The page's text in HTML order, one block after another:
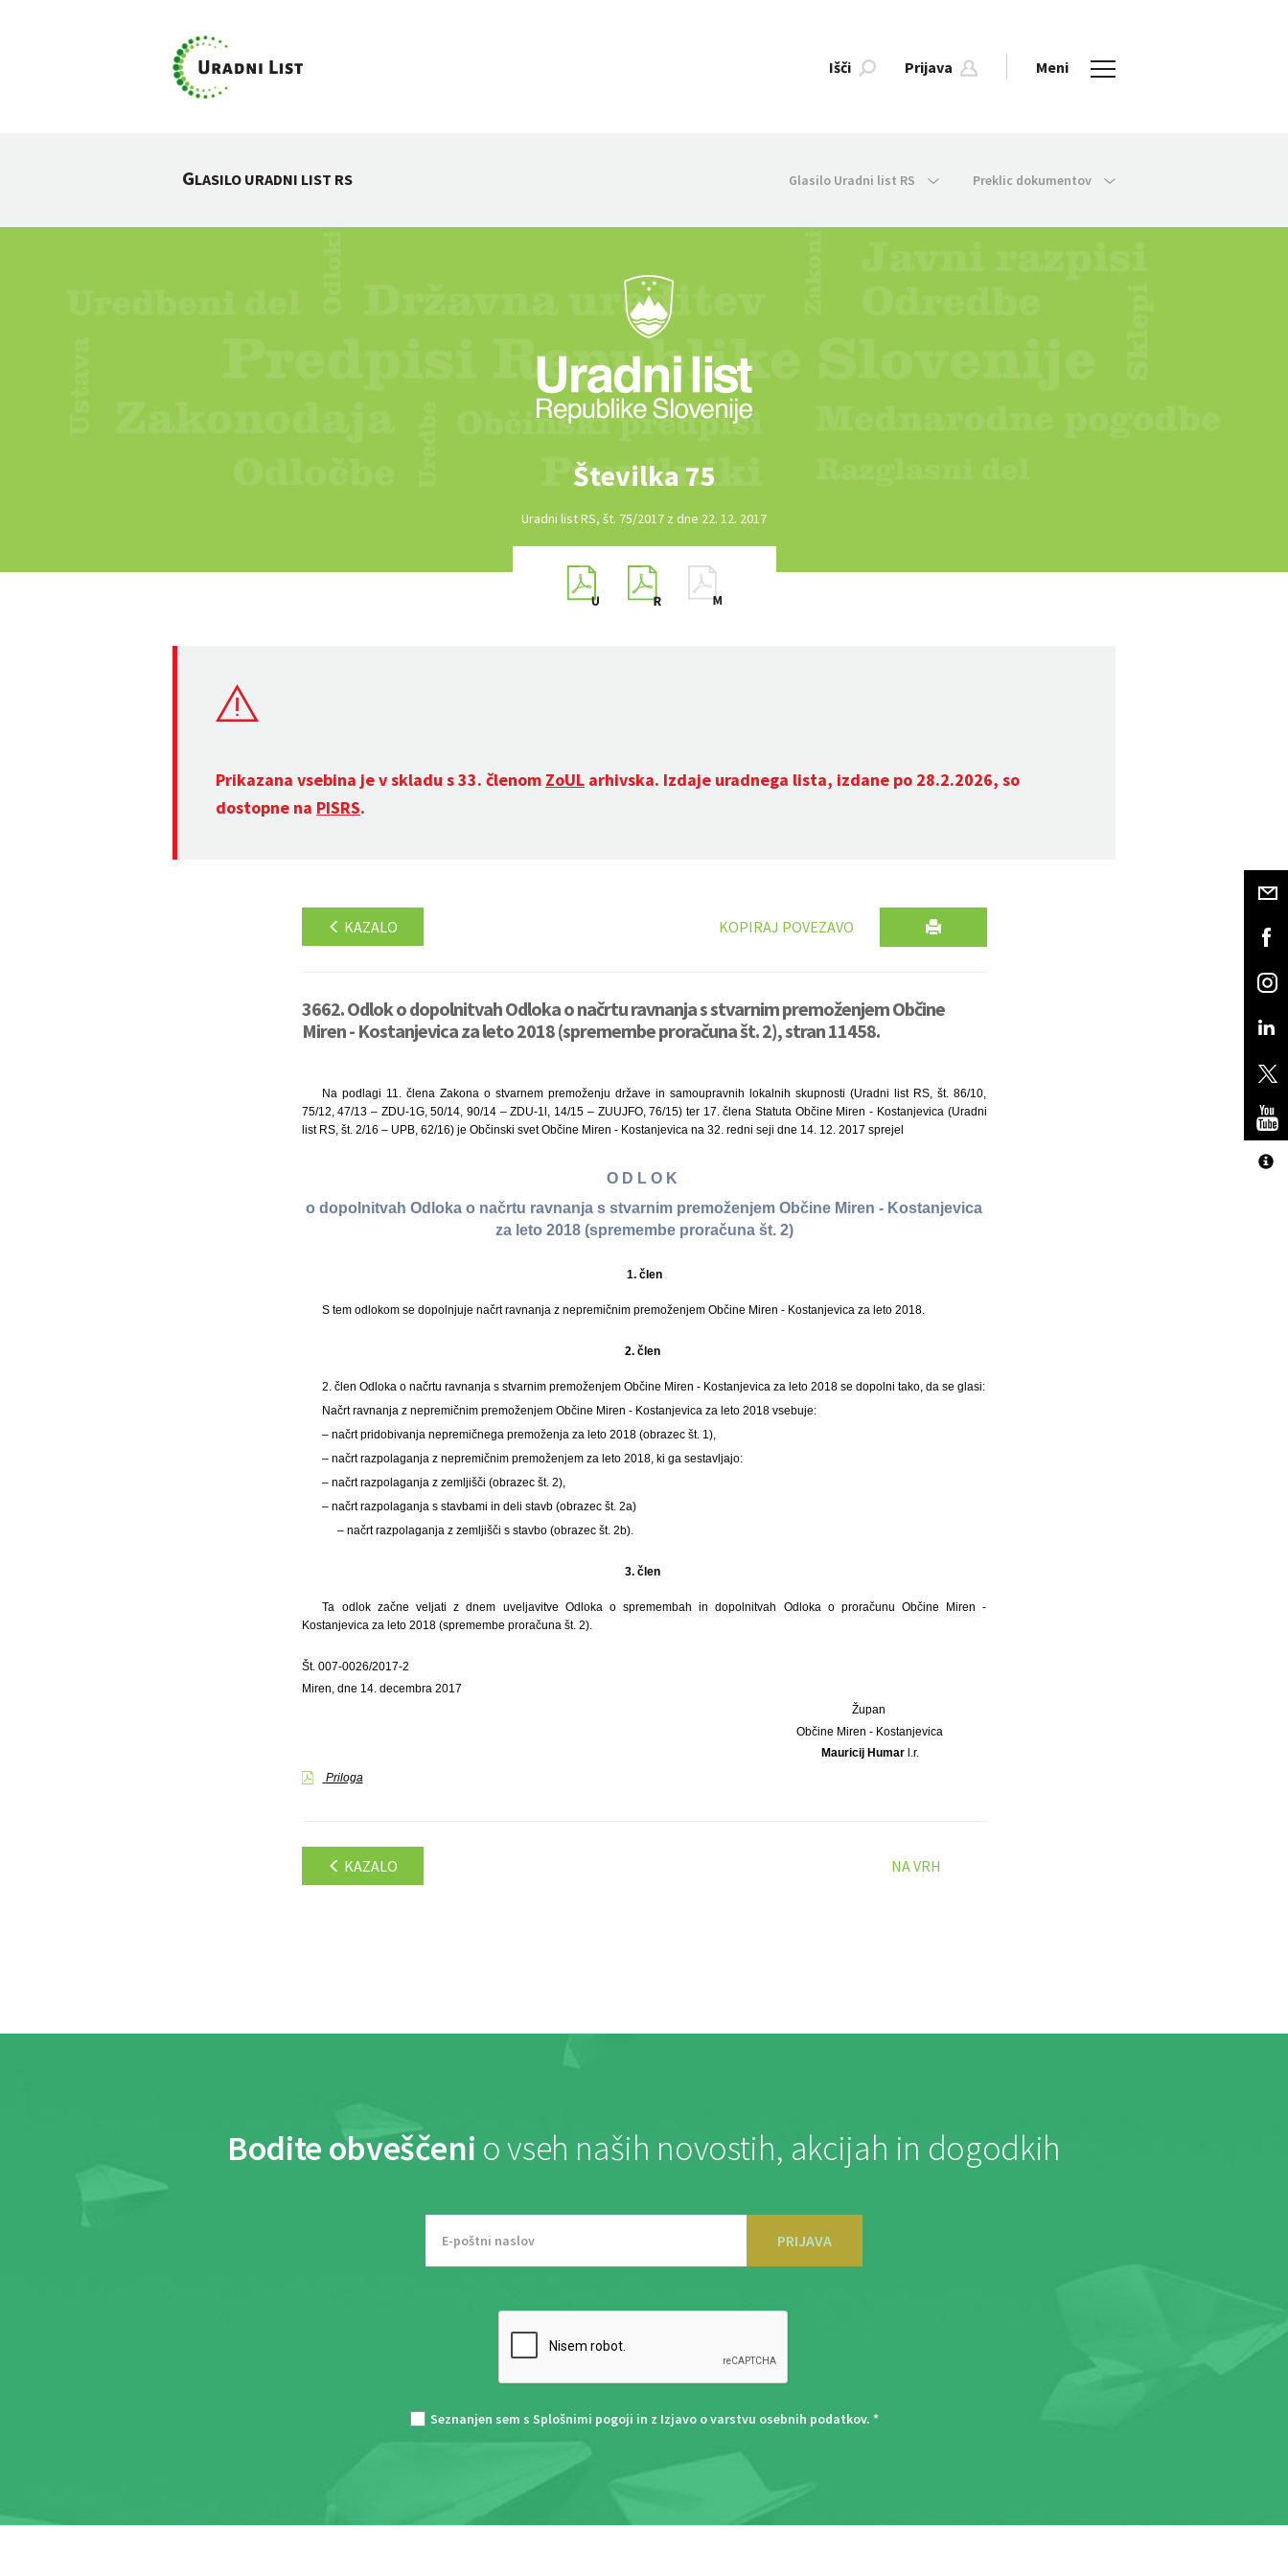
Išči Prijava Meni
GLASILO URADNI LIST RS Glasilo Uradni list RS Preklic dokumentov
Številka 75
Uradni list RS, št. 75/2017 z dne 22. 12. 2017
Prikazana vsebina je v skladu s 33. členom ZoUL arhivska. Izdaje uradnega lista, izdane po 28.2.2026, so
dostopne na PISRS.
KAZALO KOPIRAJ POVEZAVO
3662. Odlok o dopolnitvah Odloka o načrtu ravnanja s stvarnim premoženjem Občine
Miren - Kostanjevica za leto 2018 (spremembe proračuna št. 2), stran 11458.
Na podlagi 11. člena Zakona o stvarnem premoženju države in samoupravnih lokalnih skupnosti (Uradni list RS, št. 86/10,
75/12, 47/13 – ZDU-1G, 50/14, 90/14 – ZDU-1l, 14/15 – ZUUJFO, 76/15) ter 17. člena Statuta Občine Miren - Kostanjevica (Uradni
list RS, št. 2/16 – UPB, 62/16) je Občinski svet Občine Miren - Kostanjevica na 32. redni seji dne 14. 12. 2017 sprejel
O D L O K
o dopolnitvah Odloka o načrtu ravnanja s stvarnim premoženjem Občine Miren - Kostanjevica
za leto 2018 (spremembe proračuna št. 2)
1. člen
S tem odlokom se dopolnjuje načrt ravnanja z nepremičnim premoženjem Občine Miren - Kostanjevica za leto 2018.
2. člen
2. člen Odloka o načrtu ravnanja s stvarnim premoženjem Občine Miren - Kostanjevica za leto 2018 se dopolni tako, da se glasi:
Načrt ravnanja z nepremičnim premoženjem Občine Miren - Kostanjevica za leto 2018 vsebuje:
– načrt pridobivanja nepremičnega premoženja za leto 2018 (obrazec št. 1),
– načrt razpolaganja z nepremičnim premoženjem za leto 2018, ki ga sestavljajo:
– načrt razpolaganja z zemljišči (obrazecšt. 2),
– načrt razpolaganja s stavbami in deli stavb (obrazecšt. 2a)
– načrt razpolaganja z zemljišči s stavbo (obrazec št. 2b).
3. člen
Ta odlok začne veljati z dnem uveljavitve Odloka o spremembah in dopolnitvah Odloka o proračunu Občine Miren -
Kostanjevica za leto 2018 (spremembe proračuna št. 2).
Št. 007-0026/2017-2
Miren, dne 14. decembra 2017
Župan
Občine Miren - Kostanjevica
Mauricij Humarl.r.
Priloga
KAZALO NA VRH
Bodite obveščeni o vseh naših novostih, akcijah in dogodkih
PRIJAVA
Seznanjen sem s Splošnimi pogoji in z Izjavo o varstvu osebnih podatkov. *